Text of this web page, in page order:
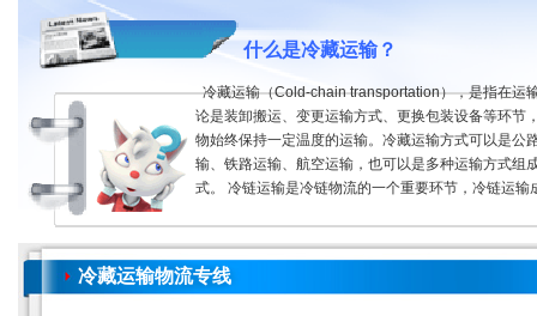
什么是冷藏运输？
冷藏运输（Cold-chain transportation），是指在运
论是装卸搬运、变更运输方式、更换包装设备等环节
物始终保持一定温度的运输。冷藏运输方式可以是公
输、铁路运输、航空运输，也可以是多种运输方式组
式。 冷链运输是冷链物流的一个重要环节，冷链运输
冷藏运输物流专线